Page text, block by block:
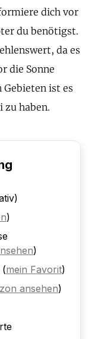
dich vor
du benötigst.
da es
die Sonne
ist es
zu haben.
)
)
(mein Favorit)
ansehen)